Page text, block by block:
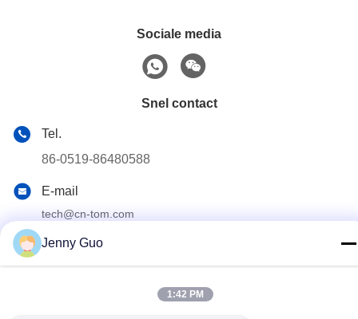
Sociale media
Snel contact
Tel.
86-0519-86480588
E-mail
tech@cn-tom.com
Adres
- Nee, dat is niet waar.99, Rulin Town, Jintan District,
Jenny Guo
1:42 PM